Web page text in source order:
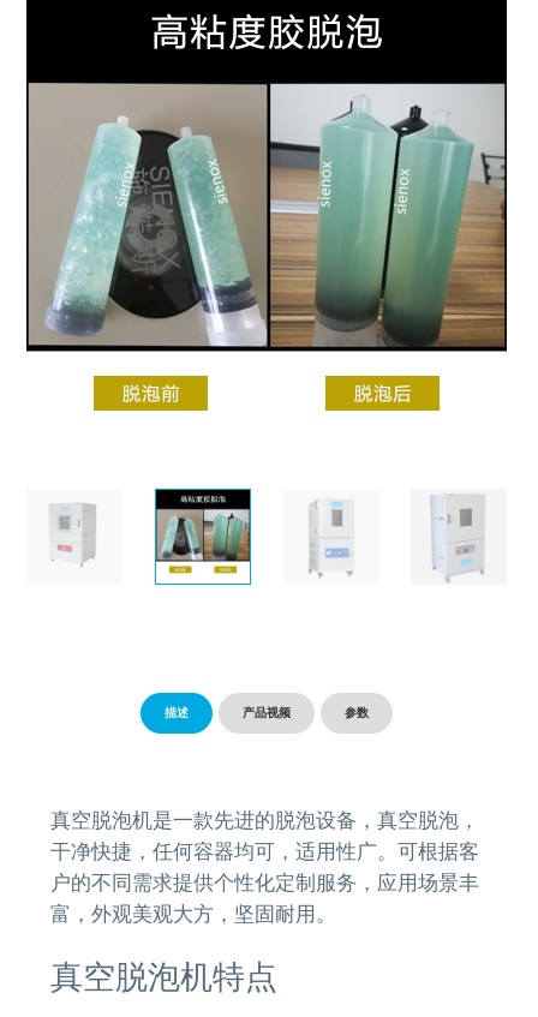
行星搅拌机 SIE-ME050 锂电池浆料搅拌脱泡机
全自动点胶机 精密点胶机设备
多工位球磨机 实验室精细研磨机
施诺斯小型定量分装机 多功能分装机 SIE-401
工业大学涂膜材料脱泡解决方案
LED原材
MORE+
其他应用
化妆品原料
售后服务怎么样？
为什么要选择施诺斯？
MORE+
两种比重相差较大的浆料搅拌
离心脱泡机：实验室与工厂的高效利器
行星式脱泡机的广泛应用领域
如何将胶水中的气泡除掉
MORE+
保持联系
我们在哪
广州市黄埔区骏功路22号B栋4楼
描述 产品视频 参数
真空脱泡机是一款先进的脱泡设备，真空脱泡，
干净快捷，任何容器均可，适用性广。可根据客
户的不同需求提供个性化定制服务，应用场景丰
富，外观美观大方，坚固耐用。
真空脱泡机特点